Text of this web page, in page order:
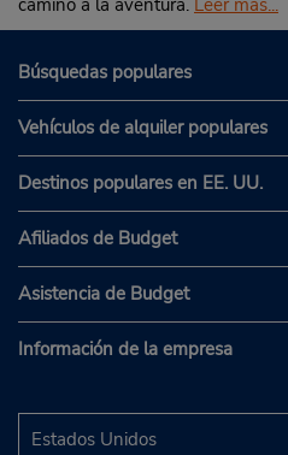
camino a la aventura. Leer más...
Búsquedas populares
Vehículos de alquiler populares
Destinos populares en EE. UU.
Afiliados de Budget
Asistencia de Budget
Información de la empresa